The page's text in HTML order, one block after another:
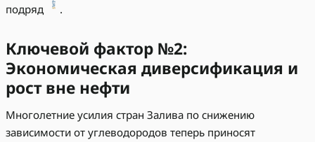
подряд
.
Ключевой фактор №2:
Экономическая диверсификация и
рост вне нефти
Многолетние усилия стран Залива по снижению
зависимости от углеводородов теперь приносят